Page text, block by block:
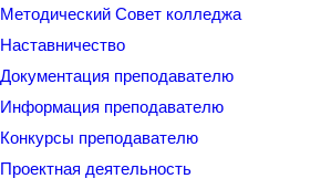
Методический Совет колледжа
Наставничество
Документация преподавателю
Информация преподавателю
Конкурсы преподавателю
Проектная деятельность